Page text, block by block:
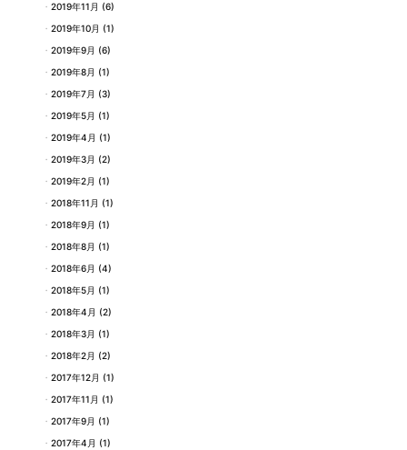
2019年11月 (6)
2019年10月 (1)
2019年9月 (6)
2019年8月 (1)
2019年7月 (3)
2019年5月 (1)
2019年4月 (1)
2019年3月 (2)
2019年2月 (1)
2018年11月 (1)
2018年9月 (1)
2018年8月 (1)
2018年6月 (4)
2018年5月 (1)
2018年4月 (2)
2018年3月 (1)
2018年2月 (2)
2017年12月 (1)
2017年11月 (1)
2017年9月 (1)
2017年4月 (1)